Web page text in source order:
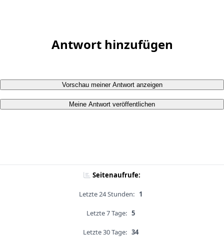
Antwort hinzufügen
Vorschau meiner Antwort anzeigen
Meine Antwort veröffentlichen
Seitenaufrufe:
Letzte 24 Stunden: 1
Letzte 7 Tage: 5
Letzte 30 Tage: 34